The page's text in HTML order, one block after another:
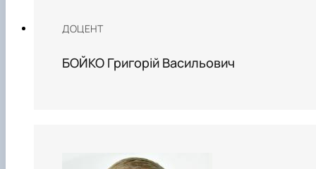
ДОЦЕНТ
БОЙКО Григорій Васильович